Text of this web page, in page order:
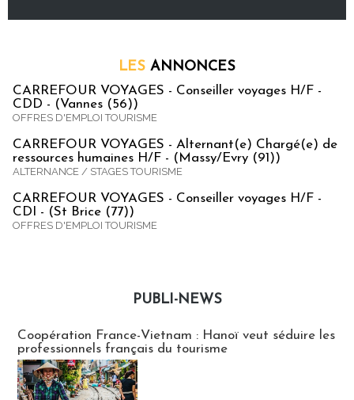
LES ANNONCES
CARREFOUR VOYAGES - Conseiller voyages H/F -
CDD - (Vannes (56))
OFFRES D'EMPLOI TOURISME
CARREFOUR VOYAGES - Alternant(e) Chargé(e) de
ressources humaines H/F - (Massy/Evry (91))
ALTERNANCE / STAGES TOURISME
CARREFOUR VOYAGES - Conseiller voyages H/F -
CDI - (St Brice (77))
OFFRES D'EMPLOI TOURISME
PUBLI-NEWS
Coopération France-Vietnam : Hanoï veut séduire les
professionnels français du tourisme